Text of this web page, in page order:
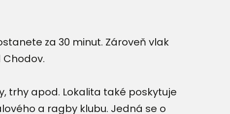
za 30 minut. Zároveň vlak
trhy apod. Lokalita také poskytuje
a ragby klubu. Jedná se o